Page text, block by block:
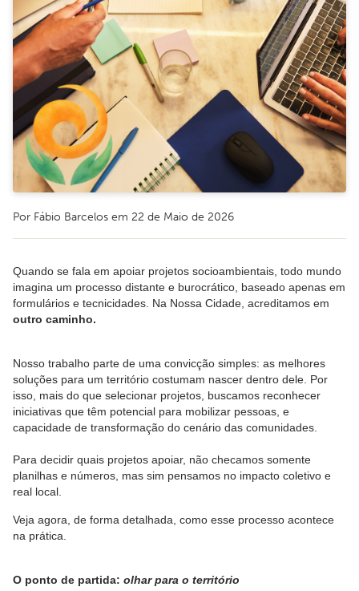
Por Fábio Barcelos em 22 de Maio de 2026
Quando se fala em apoiar projetos socioambientais, todo mundo
imagina um processo distante e burocrático, baseado apenas em
formulários e tecnicidades. Na Nossa Cidade, acreditamos em
outro caminho.
Nosso trabalho parte de uma convicção simples: as melhores
soluções para um território costumam nascer dentro dele. Por
isso, mais do que selecionar projetos, buscamos reconhecer
iniciativas que têm potencial para mobilizar pessoas, e
capacidade de transformação do cenário das comunidades.
Para decidir quais projetos apoiar, não checamos somente
planilhas e números, mas sim pensamos no impacto coletivo e
real local.
Veja agora, de forma detalhada, como esse processo acontece
na prática.
O ponto de partida: olhar para o território